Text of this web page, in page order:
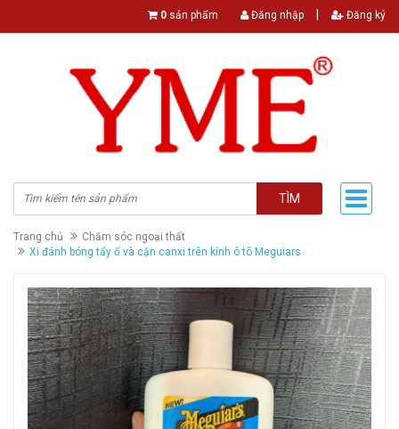
0 sản phẩm Đăng nhập Đăng ký
TÌM
Trang chủ
Chăm sóc ngoại thất
Xi đánh bóng tẩy ố và cặn canxi trên kính ô tô Meguiars